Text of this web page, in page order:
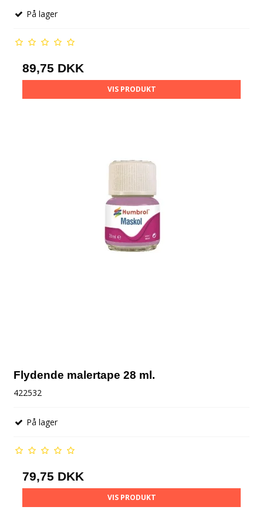
På lager
89,75 DKK
VIS PRODUKT
Flydende malertape 28 ml.
422532
På lager
79,75 DKK
VIS PRODUKT